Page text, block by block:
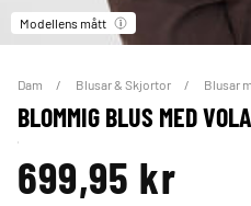
Modellens mått
Dam Blusar & Skjortor Blusar
BLOMMIG BLUS MED
699,95 kr